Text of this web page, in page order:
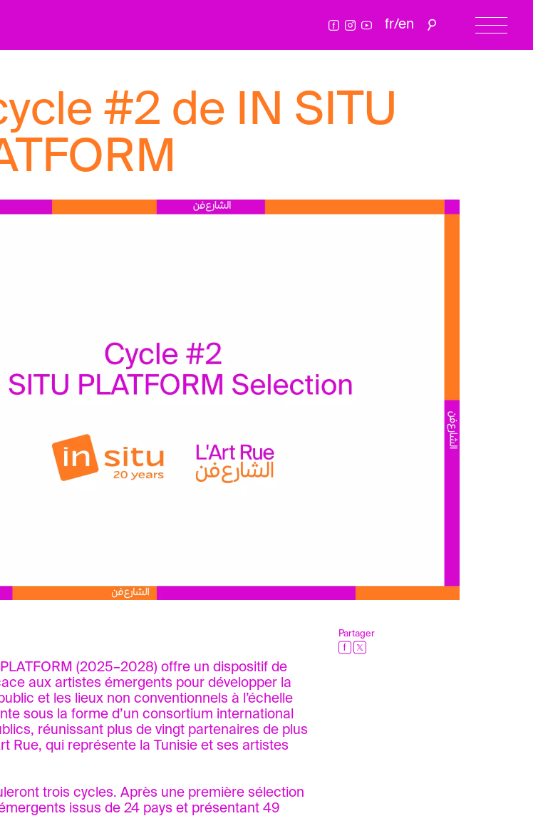
fr/en
#2 de IN SITU
(2025–2028) offre un dispositif de
aux artistes émergents pour développer la
et les lieux non conventionnels à l’échelle
sous la forme d’un consortium international
réunissant plus de vingt partenaires de plus
Rue, qui représente la Tunisie et ses artistes
trois cycles. Après une première sélection
issus de 24 pays et présentant 49
Partager